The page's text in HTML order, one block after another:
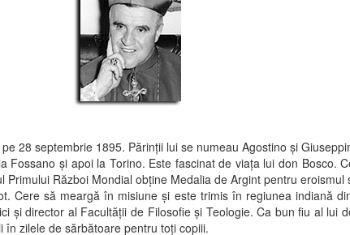
28 septembrie 1895. Părinţii lui se numeau Agostino şi
şi apoi la Torino. Este fascinat de viaţa lui don Bosco.
Război Mondial obţine Medalia de Argint pentru eroismul
să meargă în misiune şi este trimis în regiunea indiană
şi director al Facultăţii de Filosofie şi Teologie. Ca bun fiu al lui
zilele de sărbătoare pentru toţi copiii.